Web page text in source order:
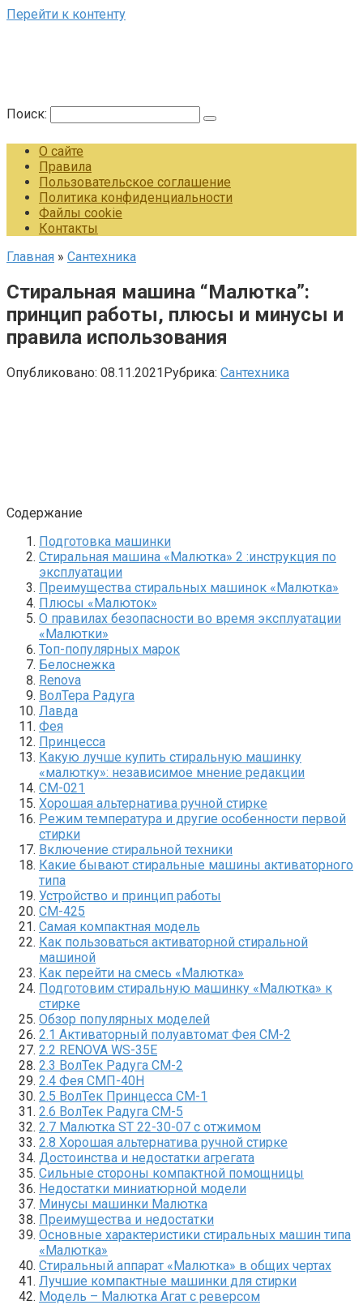
Перейти к контенту
Поиск:
О сайте
Правила
Пользовательское соглашение
Политика конфиденциальности
Файлы cookie
Контакты
Главная » Сантехника
Стиральная машина “Малютка”:
принцип работы, плюсы и минусы и
правила использования
Опубликовано: 08.11.2021Рубрика: Сантехника
Содержание
Подготовка машинки
Стиральная машина «Малютка» 2 :инструкция по
эксплуатации
Преимущества стиральных машинок «Малютка»
Плюсы «Малюток»
О правилах безопасности во время эксплуатации
«Малютки»
Топ-популярных марок
Белоснежка
Renova
ВолТера Радуга
Лавда
Фея
Принцесса
Какую лучше купить стиральную машинку
«малютку»: независимое мнение редакции
СМ-021
Хорошая альтернатива ручной стирке
Режим температура и другие особенности первой
стирки
Включение стиральной техники
Какие бывают стиральные машины активаторного
типа
Устройство и принцип работы
СМ-425
Самая компактная модель
Как пользоваться активаторной стиральной
машиной
Как перейти на смесь «Малютка»
Подготовим стиральную машинку «Малютка» к
стирке
Обзор популярных моделей
2.1 Активаторный полуавтомат Фея СМ-2
2.2 RENOVA WS-35E
2.3 ВолТек Радуга СМ-2
2.4 Фея СМП-40Н
2.5 ВолТек Принцесса СМ-1
2.6 ВолТек Радуга СМ-5
2.7 Малютка ST 22-30-07 с отжимом
2.8 Хорошая альтернатива ручной стирке
Достоинства и недостатки агрегата
Сильные стороны компактной помощницы
Недостатки миниатюрной модели
Минусы машинки Малютка
Преимущества и недостатки
Основные характеристики стиральных машин типа
«Малютка»
Стиральный аппарат «Малютка» в общих чертах
Лучшие компактные машинки для стирки
Модель – Малютка Агат с реверсом